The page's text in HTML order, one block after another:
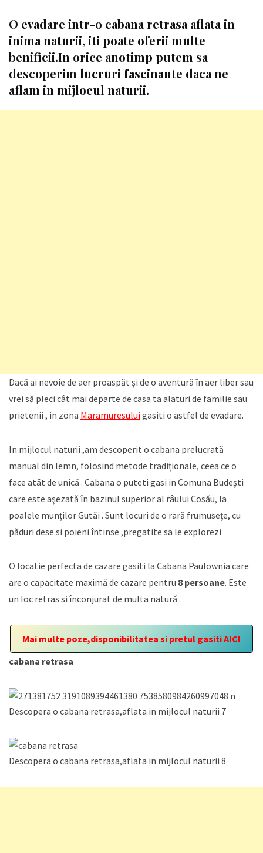
O evadare intr-o cabana retrasa aflata in
inima naturii, iti poate oferii multe
benificii.In orice anotimp putem sa
descoperim lucruri fascinante daca ne
aflam in mijlocul naturii.
Dacă ai nevoie de aer proaspăt și de o aventură în aer liber sau
vrei să pleci cât mai departe de casa ta alaturi de familie sau
prietenii , in zona Maramuresuluigasiti o astfel de evadare.
In mijlocul naturii ,am descoperit o cabana prelucrată
manual din lemn, folosind metode tradiționale, ceea ce o
face atât de unică . Cabana o puteti gasi in Comuna Budeşti
care este aşezată în bazinul superior al râului Cosău, la
poalele munţilor Gutâi . Sunt locuri de o rară frumuseţe, cu
păduri dese si poieni întinse ,pregatite sa le explorezi
O locatie perfecta de cazare gasiti la Cabana Paulownia care
are o capacitate maximă de cazare pentru 8 persoane. Este
un loc retras si înconjurat de multa natură .
Mai multe poze,disponibilitatea si pretul gasiti AICI
cabana retrasa
Descopera o cabana retrasa,aflata in mijlocul naturii 7
Descopera o cabana retrasa,aflata in mijlocul naturii 8